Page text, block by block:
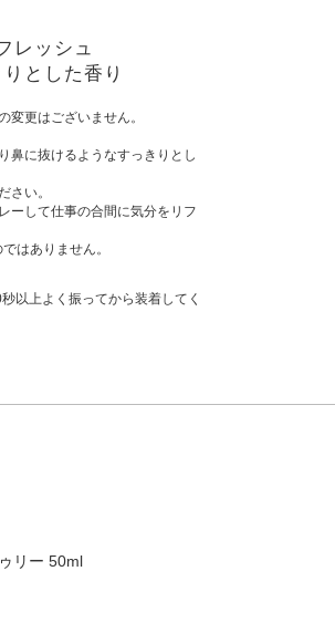
レッシュ
とした香り
更はございません。
鼻に抜けるようなすっきりとし
さい。
ーして仕事の合間に気分をリフ
はありません。
以上よく振ってから装着してく
リー 50ml